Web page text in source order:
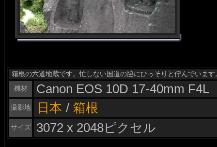
箱根の六道地蔵です。忙しない国道の脇にひっそりと佇んでいます
機材
Canon EOS 10D 17-40mm F4L
撮影地 日本 / 箱根
サイズ 3072 x 2048ピクセル